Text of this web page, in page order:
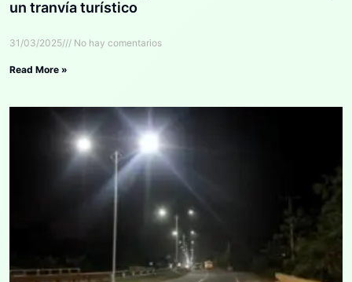
un tranvía turístico
31/03/2025 No hay comentarios
Read More »